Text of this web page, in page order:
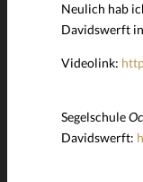
Neulich hab
Davidswerft
Videolink:
Segelschule
Davidswerft: